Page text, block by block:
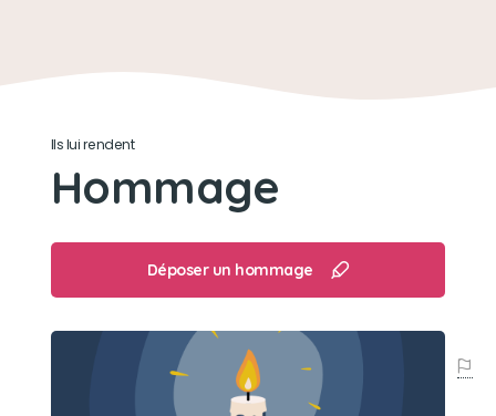
Se coucher dans un trou de bouette et rentrer à
Jamal était plutot anxieux, il n'était jamais bien
loin. Très indépendant face aux étrangers, mais
Son jouet préféré
Ils lui rendent
Hommage
Déposer un hommage